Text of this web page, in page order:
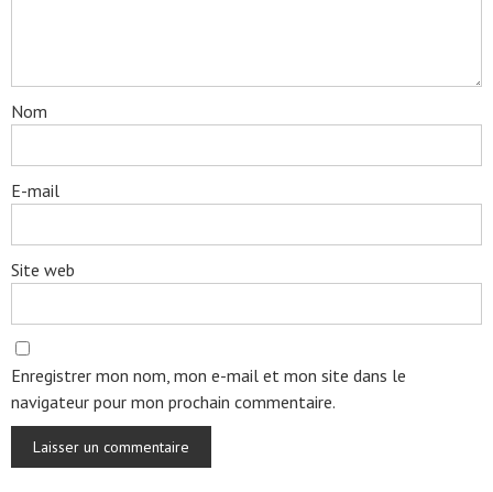
Nom
E-mail
Site web
Enregistrer mon nom, mon e-mail et mon site dans le
navigateur pour mon prochain commentaire.